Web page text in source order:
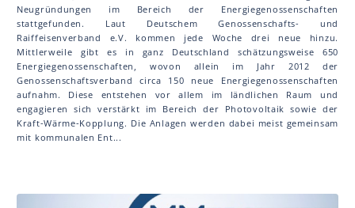
Neugründungen im Bereich der Energiegenossenschaften
stattgefunden. Laut Deutschem Genossenschafts- und
Raiffeisenverband e.V. kommen jede Woche drei neue hinzu.
Mittlerweile gibt es in ganz Deutschland schätzungsweise 650
Energiegenossenschaften, wovon allein im Jahr 2012 der
Genossenschaftsverband circa 150 neue Energiegenossenschaften
aufnahm. Diese entstehen vor allem im ländlichen Raum und
engagieren sich verstärkt im Bereich der Photovoltaik sowie der
Kraft-Wärme-Kopplung. Die Anlagen werden dabei meist gemeinsam
mit kommunalen Ent...